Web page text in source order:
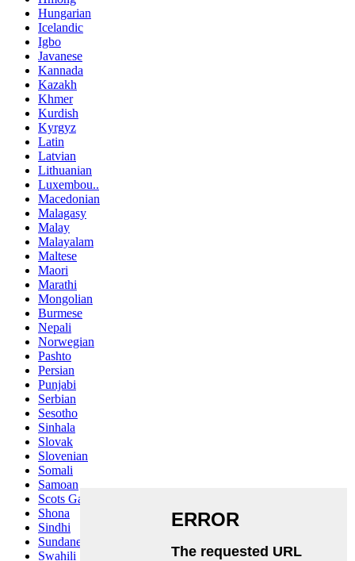
Hungarian
Icelandic
Igbo
Javanese
Kannada
Kazakh
Khmer
Kurdish
Kyrgyz
Latin
Latvian
Lithuanian
Luxembou..
Macedonian
Malagasy
Malay
Malayalam
Maltese
Maori
Marathi
Mongolian
Burmese
Nepali
Norwegian
Pashto
Persian
Punjabi
Serbian
Sesotho
Sinhala
Slovak
Slovenian
Somali
Samoan
Scots Gaelic
Shona
Sindhi
Sundanese
Swahili